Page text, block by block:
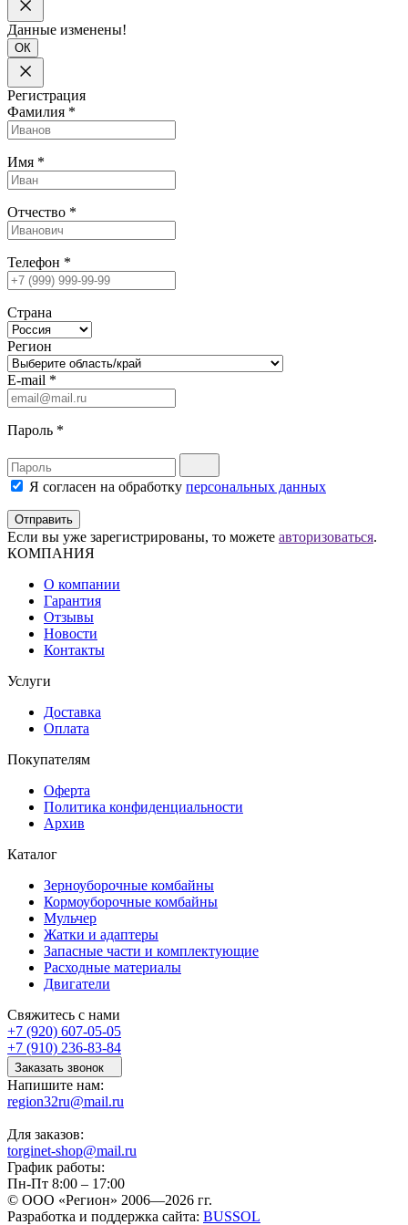
Данные изменены!
ОК
Регистрация
Фамилия *
Имя *
Отчество *
Телефон *
Страна
Регион
E-mail *
Пароль *
Я согласен на обработку персональных данных
Отправить
Если вы уже зарегистрированы, то можете авторизоваться.
КОМПАНИЯ
О компании
Гарантия
Отзывы
Новости
Контакты
Услуги
Доставка
Оплата
Покупателям
Оферта
Политика конфиденциальности
Архив
Каталог
Зерноуборочные комбайны
Кормоуборочные комбайны
Мульчер
Жатки и адаптеры
Запасные части и комплектующие
Расходные материалы
Двигатели
Свяжитесь с нами
+7 (920) 607-05-05
+7 (910) 236-83-84
Заказать звонок
Напишите нам:
region32ru@mail.ru
Для заказов:
torginet-shop@mail.ru
График работы:
Пн-Пт 8:00 – 17:00
© ООО «Регион» 2006—2026 гг.
Разработка и поддержка сайта: BUSSOL